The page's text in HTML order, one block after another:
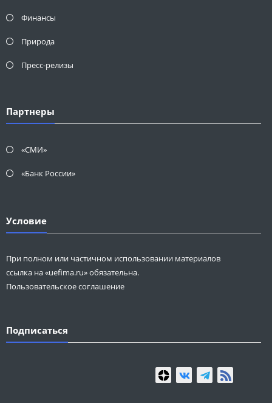
Финансы
Природа
Пресс-релизы
Партнеры
«СМИ»
«Банк России»
Условие
При полном или частичном использовании материалов
ссылка на «uefima.ru» обязательна.
Пользовательское соглашение
Подписаться